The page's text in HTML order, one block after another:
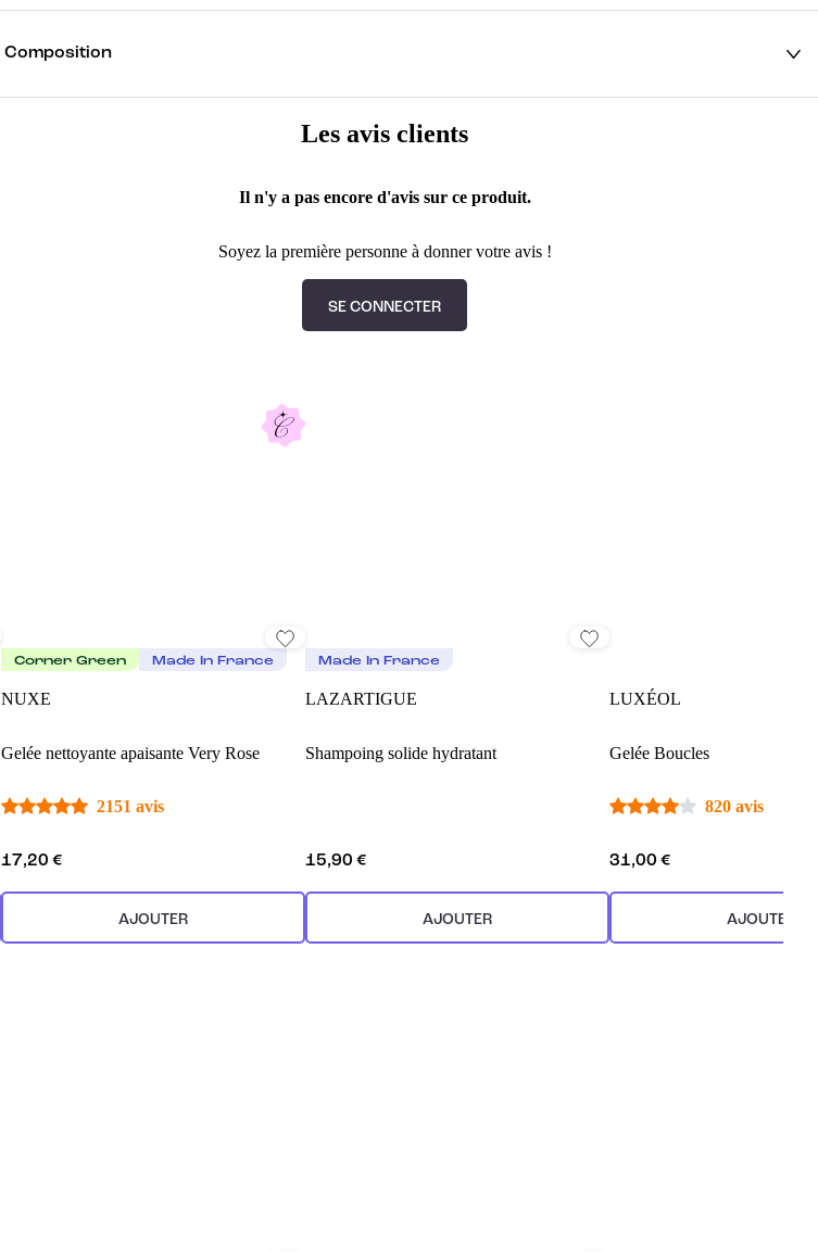
Composition
Les avis clients
Il n'y a pas encore d'avis sur ce produit.
Soyez la première personne à donner votre avis !
SE CONNECTER
Corner Green Made In France
NUXE
Gelée nettoyante apaisante Very Rose
2151 avis
17,20 €
AJOUTER
Made In France
LAZARTIGUE
Shampoing solide hydratant
15,90 €
AJOUTER
LUXÉOL
Gelée Boucles
820 avis
31,00 €
AJOUTER